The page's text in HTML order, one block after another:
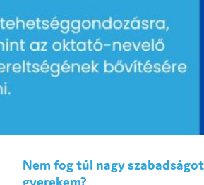
Hány fős osztályok lesznek?
Vannak tantárgyak?
Nem fog túl nagy
gyerekem?